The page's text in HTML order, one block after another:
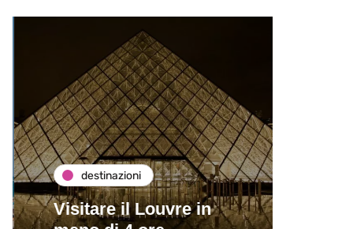
destinazioni
Visitare il Louvre in